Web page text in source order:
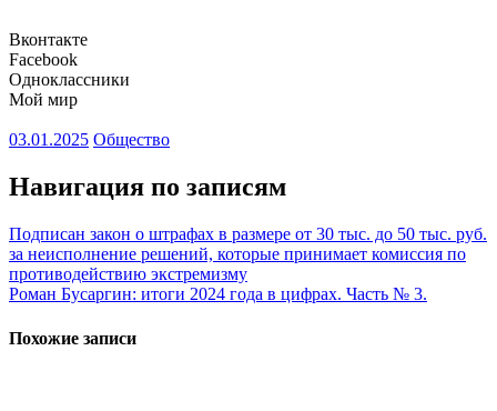
Вконтакте
Facebook
Одноклассники
Мой мир
03.01.2025 Общество
Навигация по записям
Подписан закон о штрафах в размере от 30 тыс. до 50 тыс. руб.
за неисполнение решений, которые принимает комиссия по
противодействию экстремизму
Роман Бусаргин: итоги 2024 года в цифрах. Часть № 3.
Похожие записи